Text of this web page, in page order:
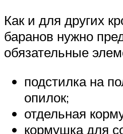
Как и для других
баранов нужно
обязательные
подстилка на
опилок;
отдельная
кормушка для